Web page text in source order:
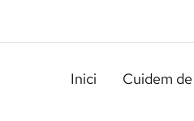
Inici Cuidem